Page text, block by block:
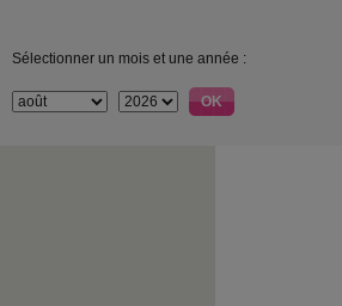
Sélectionner un mois et une année :